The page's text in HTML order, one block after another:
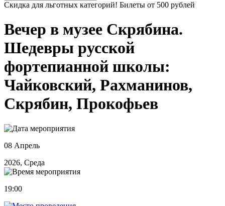
Скидка для льготных категорий! Билеты от 500 рублей
Вечер в музее Скрябина.
Шедевры русской
фортепианной школы:
Чайковский, Рахманинов,
Скрябин, Прокофьев
08 Апрель
2026, Среда
19:00